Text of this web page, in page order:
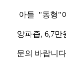
아들 "동형"이
양파즙, 6,7만
문의 바랍니